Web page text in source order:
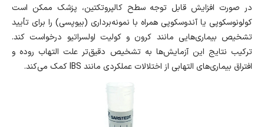
در صورت افزایش قابل توجه سطح کالپروتکتین، پزشک ممکن است
کولونوسکوپی یا آندوسکوپی همراه با نمونه‌برداری (بیوپسی) را برای تأیید
تشخیص بیماری‌هایی مانند کرون و کولیت اولسراتیو درخواست کند.
ترکیب نتایج این آزمایش‌ها به تشخیص دقیق‌تر علت التهاب روده و
افتراق بیماری‌های التهابی از اختلالات عملکردی مانند IBS کمک می‌کند.